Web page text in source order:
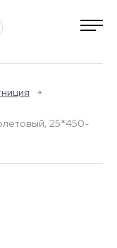
25*450-